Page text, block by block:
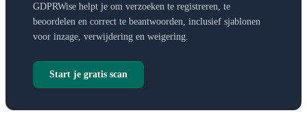
GDPRWise helpt je om verzoeken te registreren, te
beoordelen en correct te beantwoorden, inclusief sjablonen
voor inzage, verwijdering en weigering.
Start je gratis scan